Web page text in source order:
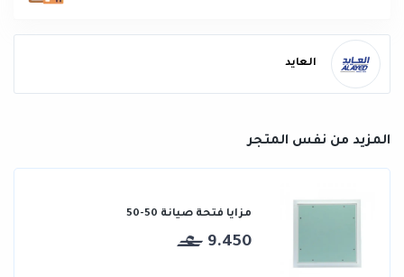
العايد
المزيد من نفس المتجر
مزايا فتحة صيانة 50-50
9.450